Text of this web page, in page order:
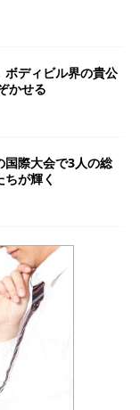
ボディビル界の貴公
かせる
国際大会で3人の総
が輝く